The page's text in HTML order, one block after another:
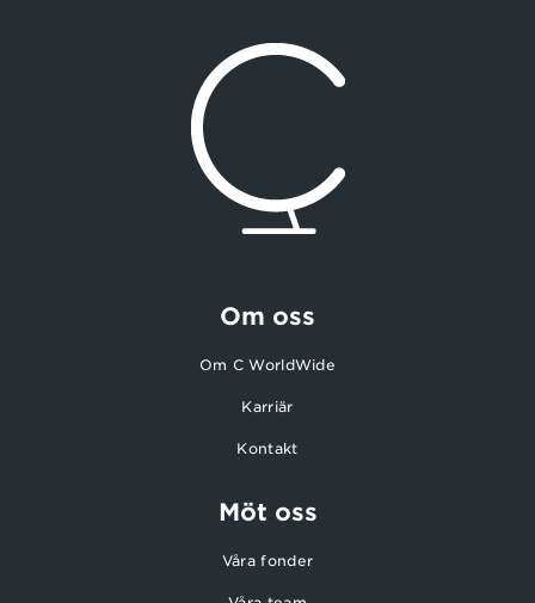
Om oss
Om C WorldWide
Karriär
Kontakt
Möt oss
Våra fonder